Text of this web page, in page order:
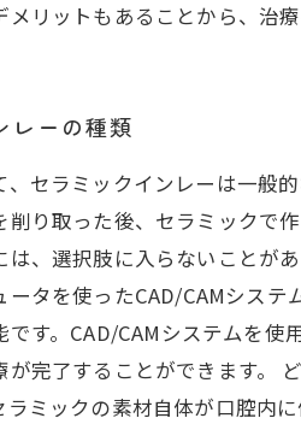
メリットもあることから、治
レーの種類
、セラミックインレーは一般
削り取った後、セラミックで
は、選択肢に入らないことが
ータを使ったCAD/CAMシス
です。CAD/CAMシステムを
が完了することができます。
ラミックの素材自体が口腔内